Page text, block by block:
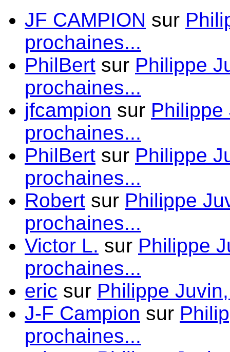
JF CAMPION sur
prochaines...
PhilBert sur Philippe
prochaines...
jfcampion sur
prochaines...
PhilBert sur Philippe
prochaines...
Robert sur Philippe
prochaines...
Victor L. sur Philippe
prochaines...
eric sur Philippe
J-F Campion sur
prochaines...